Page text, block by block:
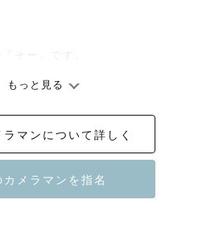
そー」です。
で…」
もっと見る
ラマンについて詳しく